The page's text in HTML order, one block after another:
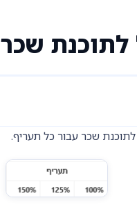
שכר
שכר עבור כל תעריף.